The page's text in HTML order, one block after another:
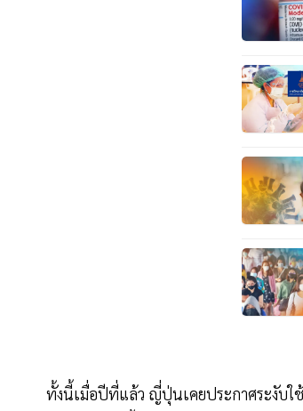
ทั้งนี้เมื่อปีที่แล้ว ญี่ปุ่นเคยประกาศระงับใ